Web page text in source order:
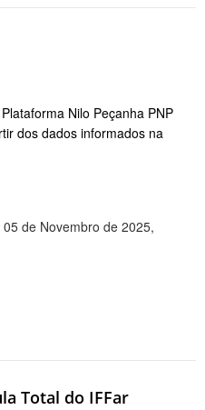
Nilo Peçanha PNP
dos dados informados na
de Novembro de 2025,
Total do IFFar